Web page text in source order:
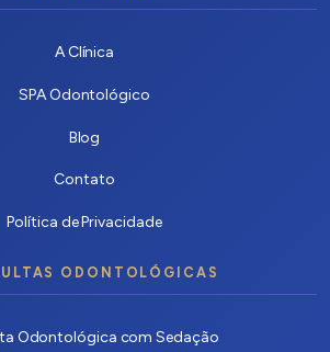
A Clínica
SPA Odontológico
Blog
Contato
Política de Privacidade
ODONTOLÓGICAS
Odontológica com Sedação